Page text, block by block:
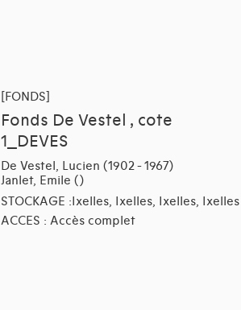
[FONDS]
Fonds De Vestel , cote
1_DEVES
De Vestel, Lucien (1902 - 1967)
Janlet, Emile ()
STOCKAGE :Ixelles, Ixelles, Ixelles, Ixelles
ACCES : Accès complet